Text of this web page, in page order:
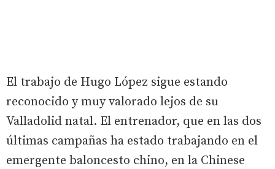
El trabajo de Hugo López sigue estando
reconocido y muy valorado lejos de su
Valladolid natal. El entrenador, que en las dos
últimas campañas ha estado trabajando en el
emergente baloncesto chino, en la Chinese